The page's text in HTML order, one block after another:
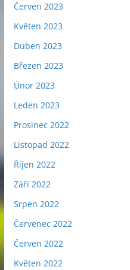
Červen 2023
Květen 2023
Duben 2023
Březen 2023
Únor 2023
Leden 2023
Prosinec 2022
Listopad 2022
Říjen 2022
Září 2022
Srpen 2022
Červenec 2022
Červen 2022
Květen 2022